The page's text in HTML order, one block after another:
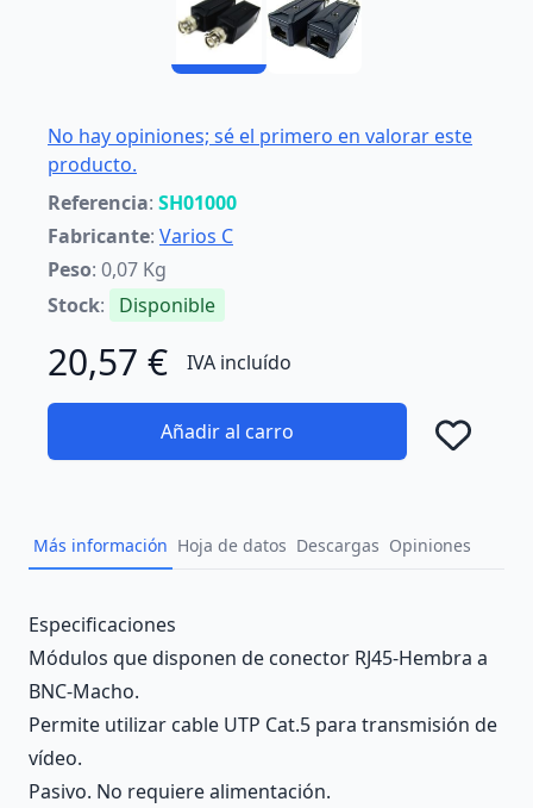
No hay opiniones; sé el primero en valorar este
producto.
Referencia: SH01000
Fabricante: Varios C
Peso: 0,07 Kg
Stock: Disponible
20,57 € IVA incluído
Añadir al carro
Más información Hoja de datos Descargas Opiniones
Description
Especificaciones
Módulos que disponen de conector RJ45-Hembra a
BNC-Macho.
Permite utilizar cable UTP Cat.5 para transmisión de
vídeo.
Pasivo. No requiere alimentación.